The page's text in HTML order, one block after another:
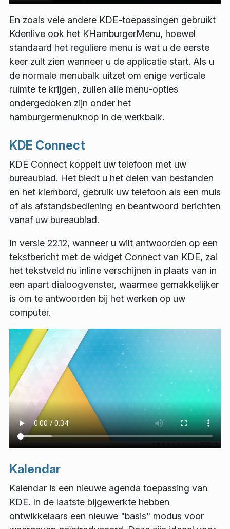
En zoals vele andere KDE-toepassingen gebruikt
Kdenlive ook het KHamburgerMenu, hoewel
standaard het reguliere menu is wat u de eerste
keer zult zien wanneer u de applicatie start. Als u
de normale menubalk uitzet om enige verticale
ruimte te krijgen, zullen alle menu-opties
ondergedoken zijn onder het
hamburgermenuknop in de werkbalk.
KDE Connect
KDE Connect koppelt uw telefoon met uw
bureaublad. Het biedt u het delen van bestanden
en het klembord, gebruik uw telefoon als een muis
of als afstandsbediening en beantwoord berichten
vanaf uw bureaublad.
In versie 22.12, wanneer u wilt antwoorden op een
tekstbericht met de widget Connect van KDE, zal
het tekstveld nu inline verschijnen in plaats van in
een apart dialoogvenster, waarmee gemakkelijker
is om te antwoorden bij het werken op uw
computer.
Kalendar
Kalendar is een nieuwe agenda toepassing van
KDE. In de laatste bijgewerkte hebben
ontwikkelaars een nieuwe "basis" modus voor